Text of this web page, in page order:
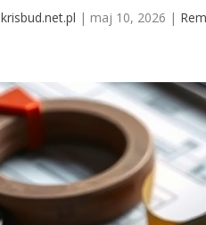
krisbud.net.pl | maj 10, 2026 |